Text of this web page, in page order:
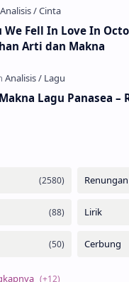
Fell In Love In
Arti dan Makna
Lagu Panasea –